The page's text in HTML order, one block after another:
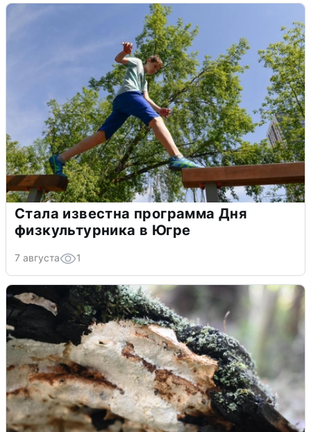
Стала известна программа Дня
физкультурника в Югре
7 августа 1